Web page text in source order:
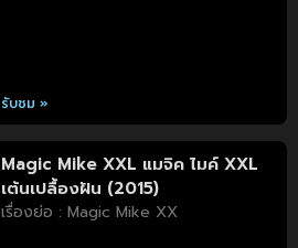
รับชม »
Magic Mike XXL แมจิค ไมค์ XXL
เต้นเปลื้องฝัน (2015)
เรื่องย่อ : Magic Mike XX